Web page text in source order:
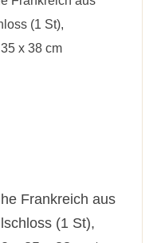
Frankreich aus
(1 St),